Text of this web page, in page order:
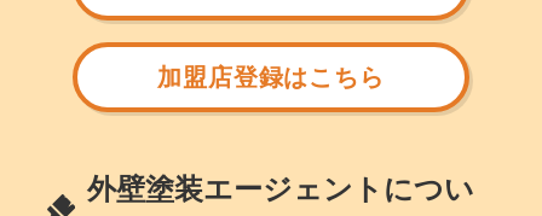
加盟店登録はこちら
外壁塗装エージェントについ